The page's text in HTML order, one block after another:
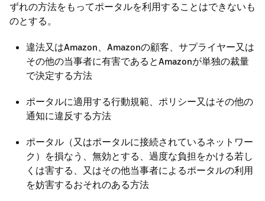
ずれの方法をもってポータルを利用することはできないも
のとする。
違法又はAmazon、Amazonの顧客、サプライヤー又は
その他の当事者に有害であるとAmazonが単独の裁量
で決定する方法
ポータルに適用する行動規範、ポリシー又はその他の
通知に違反する方法
ポータル（又はポータルに接続されているネットワー
ク）を損なう、無効とする、過度な負担をかける若し
くは害する、又はその他当事者によるポータルの利用
を妨害するおそれのある方法